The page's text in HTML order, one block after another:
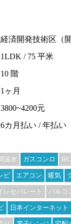
経済開発技術区（
1LDK / 75 平米
10 階
1ヶ月
3800~4200元
6カ月払い / 年払い
温水 ガスコンロ IH
ビ エアコン 暖気
レセパレート バルコ
日本インターネット